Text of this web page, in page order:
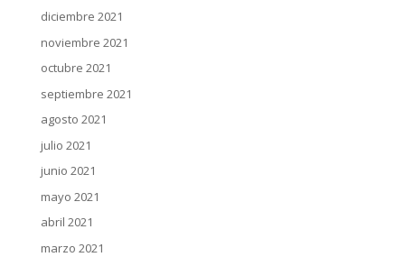
diciembre 2021
noviembre 2021
octubre 2021
septiembre 2021
agosto 2021
julio 2021
junio 2021
mayo 2021
abril 2021
marzo 2021